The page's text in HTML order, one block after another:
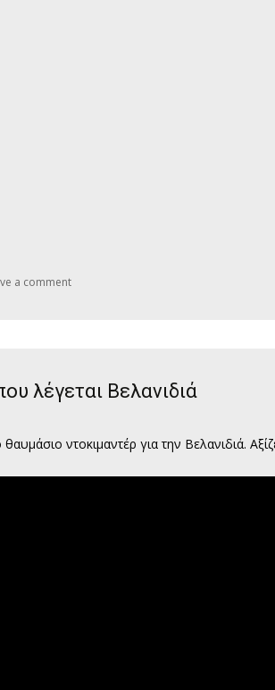
a comment
λέγεται Βελανιδιά
ντοκιμαντέρ για την Βελανιδιά.